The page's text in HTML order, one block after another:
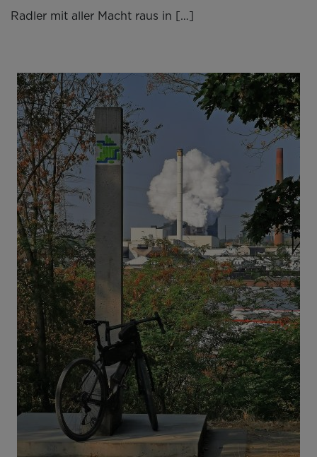
Radler mit aller Macht raus in […]